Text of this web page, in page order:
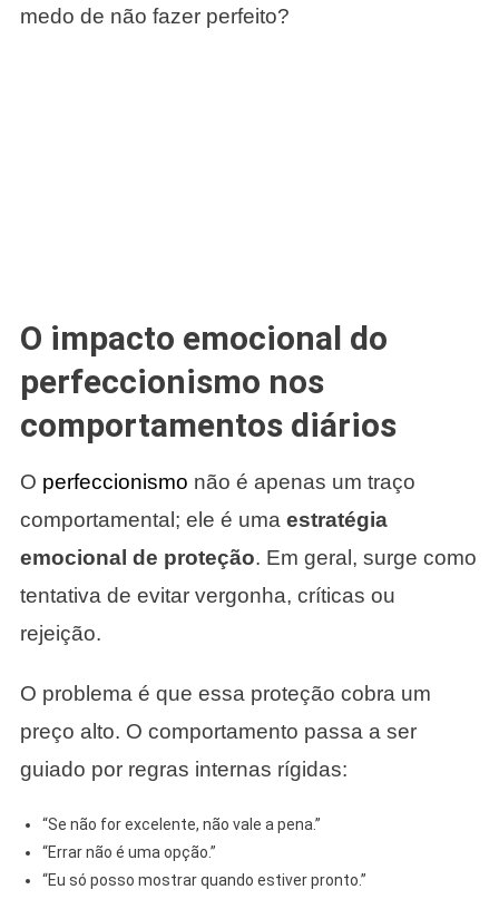
medo de não fazer perfeito?
O impacto emocional do
perfeccionismo nos
comportamentos diários
O perfeccionismo não é apenas um traço
comportamental; ele é uma estratégia
emocional de proteção. Em geral, surge como
tentativa de evitar vergonha, críticas ou
rejeição.
O problema é que essa proteção cobra um
preço alto. O comportamento passa a ser
guiado por regras internas rígidas:
“Se não for excelente, não vale a pena.”
“Errar não é uma opção.”
“Eu só posso mostrar quando estiver pronto.”